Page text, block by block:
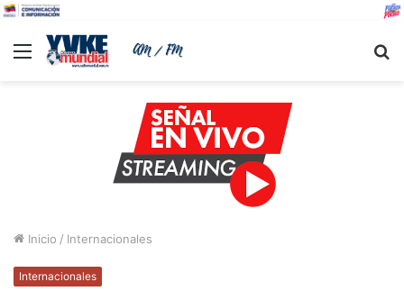
Menu
Inicio / Internacionales
Internacionales